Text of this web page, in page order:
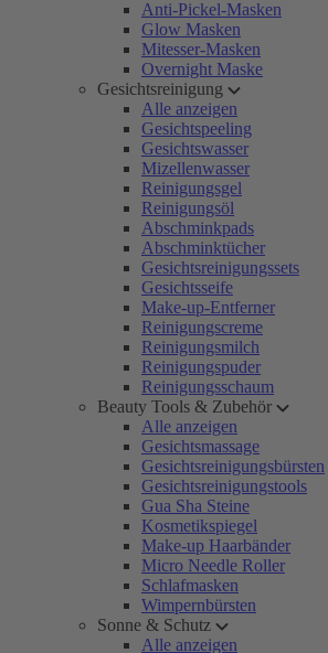
Anti-Pickel-Masken
Glow Masken
Mitesser-Masken
Overnight Maske
Gesichtsreinigung
Alle anzeigen
Gesichtspeeling
Gesichtswasser
Mizellenwasser
Reinigungsgel
Reinigungsöl
Abschminkpads
Abschminktücher
Gesichtsreinigungssets
Gesichtsseife
Make-up-Entferner
Reinigungscreme
Reinigungsmilch
Reinigungspuder
Reinigungsschaum
Beauty Tools & Zubehör
Alle anzeigen
Gesichtsmassage
Gesichtsreinigungsbürsten
Gesichtsreinigungstools
Gua Sha Steine
Kosmetikspiegel
Make-up Haarbänder
Micro Needle Roller
Schlafmasken
Wimpernbürsten
Sonne & Schutz
Alle anzeigen